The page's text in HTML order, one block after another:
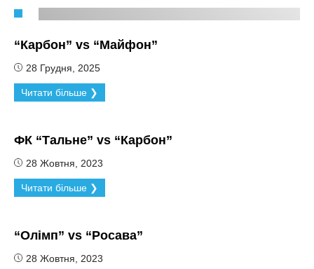
“Карбон” vs “Майфон”
28 Грудня, 2025
Читати більше ❯
ФК “Тальне” vs “Карбон”
28 Жовтня, 2023
Читати більше ❯
“Олімп” vs “Росава”
28 Жовтня, 2023